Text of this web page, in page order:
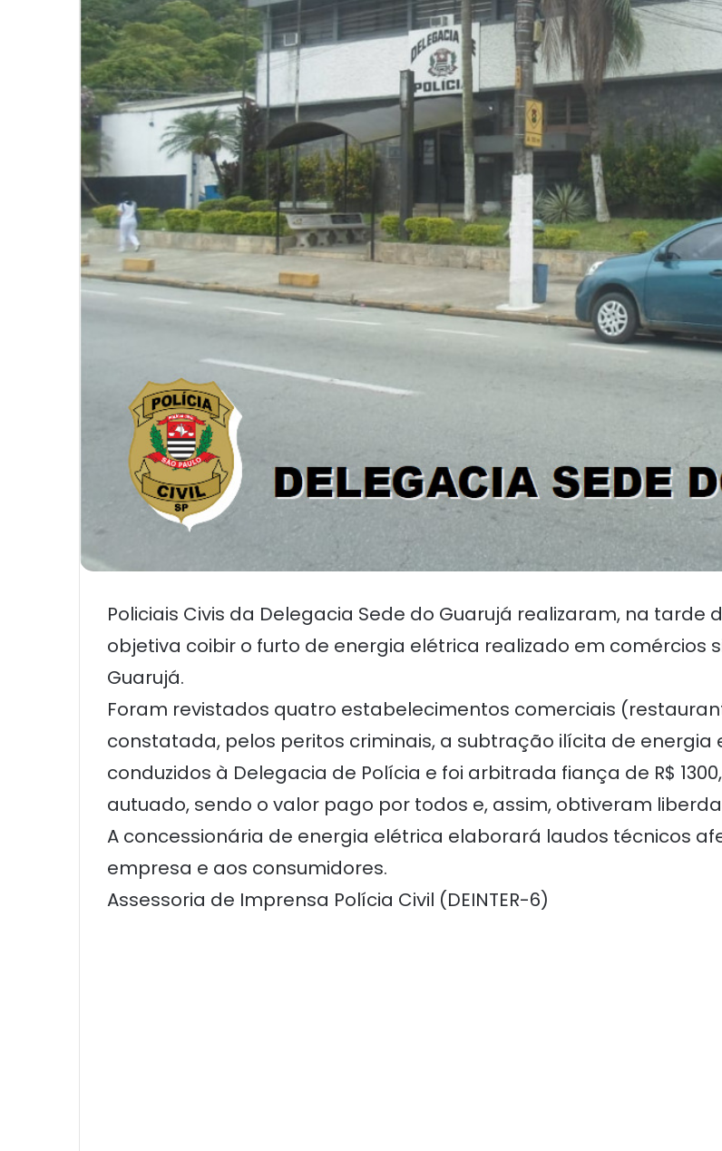
Policiais Civis da Delegacia Sede do Guarujá realizaram, na
objetiva coibir o furto de energia elétrica realizado em comércios
Guarujá.
Foram revistados quatro estabelecimentos comerciais
constatada, pelos peritos criminais, a subtração ilícita de energia
conduzidos à Delegacia de Polícia e foi arbitrada fiança de R$
autuado, sendo o valor pago por todos e, assim, obtiveram
A concessionária de energia elétrica elaborará laudos técnicos
empresa e aos consumidores.
Assessoria de Imprensa Polícia Civil (DEINTER-6)